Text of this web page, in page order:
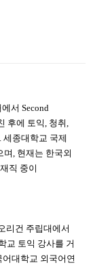
서 Second
후에 토익, 청취,
세종대학교 국제
, 현재는 한국외
직 중이
리건 주립대에서
교 토익 강사를 거
대학교 외국어연